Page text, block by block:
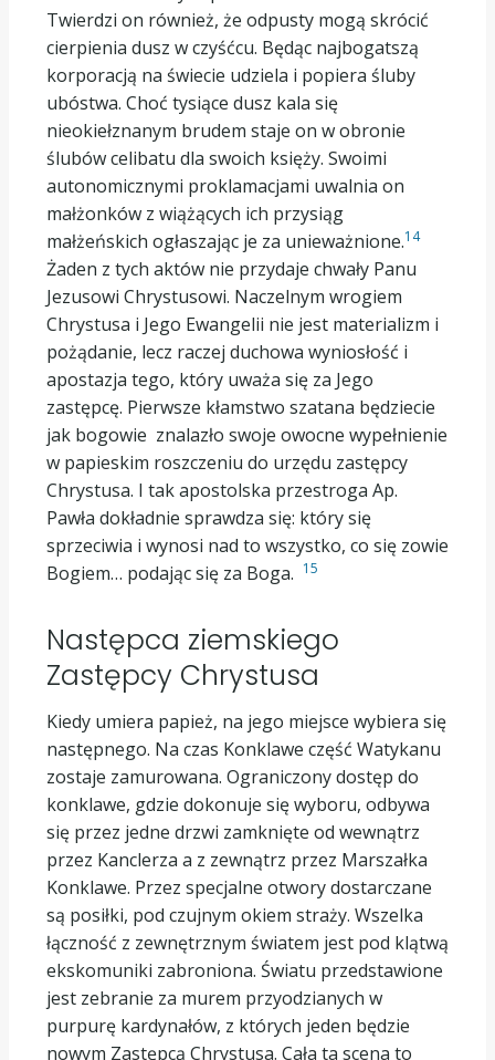
Twierdzi on również, że odpusty mogą skrócić
cierpienia dusz w czyśćcu. Będąc najbogatszą
korporacją na świecie udziela i popiera śluby
ubóstwa. Choć tysiące dusz kala się
nieokiełznanym brudem staje on w obronie
ślubów celibatu dla swoich księży. Swoimi
autonomicznymi proklamacjami uwalnia on
małżonków z wiążących ich przysiąg
małżeńskich ogłaszając je za unieważnione.14
Żaden z tych aktów nie przydaje chwały Panu
Jezusowi Chrystusowi. Naczelnym wrogiem
Chrystusa i Jego Ewangelii nie jest materializm i
pożądanie, lecz raczej duchowa wyniosłość i
apostazja tego, który uważa się za Jego
zastępcę. Pierwsze kłamstwo szatana będziecie
jak bogowie znalazło swoje owocne wypełnienie
w papieskim roszczeniu do urzędu zastępcy
Chrystusa. I tak apostolska przestroga Ap.
Pawła dokładnie sprawdza się: który się
sprzeciwia i wynosi nad to wszystko, co się zowie
Bogiem… podając się za Boga. 15
Następca ziemskiego
Zastępcy Chrystusa
Kiedy umiera papież, na jego miejsce wybiera się
następnego. Na czas Konklawe część Watykanu
zostaje zamurowana. Ograniczony dostęp do
konklawe, gdzie dokonuje się wyboru, odbywa
się przez jedne drzwi zamknięte od wewnątrz
przez Kanclerza a z zewnątrz przez Marszałka
Konklawe. Przez specjalne otwory dostarczane
są posiłki, pod czujnym okiem straży. Wszelka
łączność z zewnętrznym światem jest pod klątwą
ekskomuniki zabroniona. Światu przedstawione
jest zebranie za murem przyodzianych w
purpurę kardynałów, z których jeden będzie
nowym Zastępcą Chrystusa. Cała ta scena to